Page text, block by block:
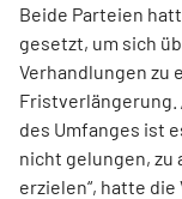
Beide Parteien
gesetzt, um sich
Verhandlungen zu
Fristverlängerung.
des Umfanges ist
nicht gelungen, zu
erzielen“, hatte die